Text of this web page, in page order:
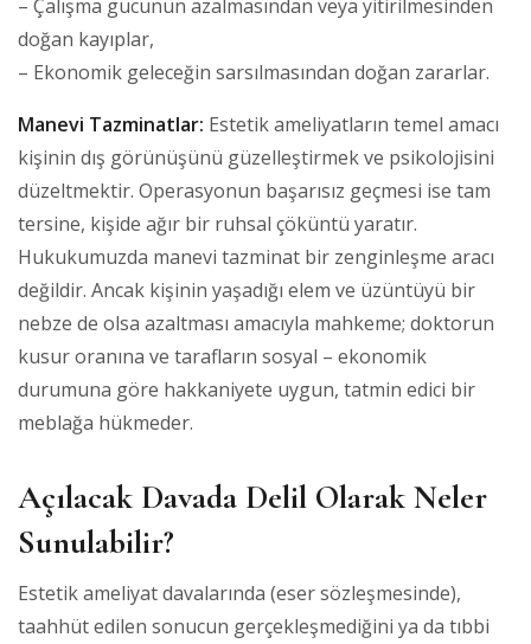
– Çalışma gücünün azalmasından veya yitirilmesinden
doğan kayıplar,
– Ekonomik geleceğin sarsılmasından doğan zararlar.
Manevi Tazminatlar: Estetik ameliyatların temel amacı
kişinin dış görünüşünü güzelleştirmek ve psikolojisini
düzeltmektir. Operasyonun başarısız geçmesi ise tam
tersine, kişide ağır bir ruhsal çöküntü yaratır.
Hukukumuzda manevi tazminat bir zenginleşme aracı
değildir. Ancak kişinin yaşadığı elem ve üzüntüyü bir
nebze de olsa azaltması amacıyla mahkeme; doktorun
kusur oranına ve tarafların sosyal – ekonomik
durumuna göre hakkaniyete uygun, tatmin edici bir
meblağa hükmeder.
Açılacak Davada Delil Olarak Neler
Sunulabilir?
Estetik ameliyat davalarında (eser sözleşmesinde),
taahhüt edilen sonucun gerçekleşmediğini ya da tıbbi